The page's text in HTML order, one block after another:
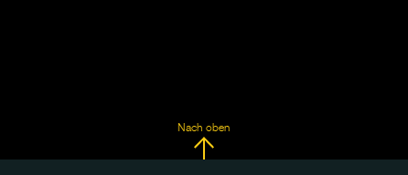
Nach oben